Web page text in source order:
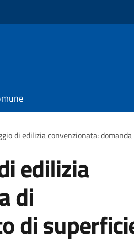
di edilizia convenzionata:
edilizia
di
di